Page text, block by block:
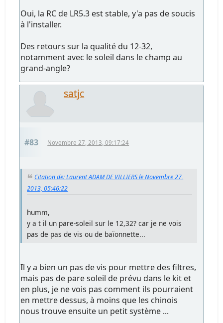
Oui, la RC de LR5.3 est stable, y'a pas de soucis
à l'installer.
Des retours sur la qualité du 12-32,
notamment avec le soleil dans le champ au
grand-angle?
satjc
#83 Novembre 27, 2013, 09:17:24
Citation de: Laurent ADAM DE VILLIERS le Novembre 27,
2013, 05:46:22
humm,
y a t il un pare-soleil sur le 12,32? car je ne vois
pas de pas de vis ou de baïonnette...
Il y a bien un pas de vis pour mettre des filtres,
mais pas de pare soleil de prévu dans le kit et
en plus, je ne vois pas comment ils pourraient
en mettre dessus, à moins que les chinois
nous trouve ensuite un petit système ...